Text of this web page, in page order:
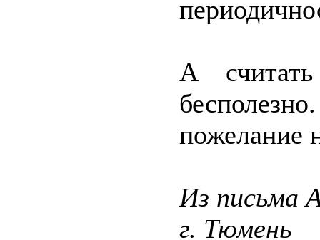
А
пожелание
Из письма
г. Тюмень